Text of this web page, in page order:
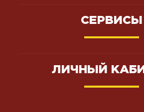
СЕРВИСЫ
ЛИЧНЫЙ